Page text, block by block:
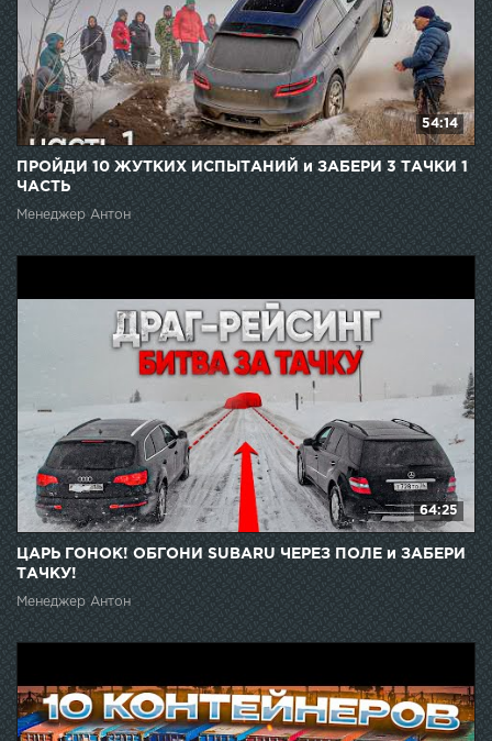
54:14
ПРОЙДИ 10 ЖУТКИХ ИСПЫТАНИЙ и ЗАБЕРИ 3 ТАЧКИ 1
ЧАСТЬ
Менеджер Антон
64:25
ЦАРЬ ГОНОК! ОБГОНИ SUBARU ЧЕРЕЗ ПОЛЕ и ЗАБЕРИ
ТАЧКУ!
Менеджер Антон